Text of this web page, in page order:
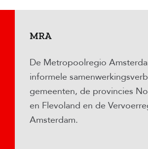
MRA
De Metropoolregio
informele
gemeenten, de provincies
en Flevoland en de
Amsterdam.